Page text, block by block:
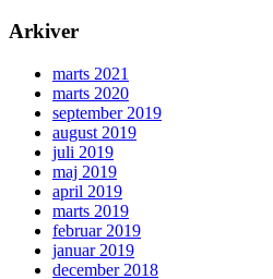
Arkiver
marts 2021
marts 2020
september 2019
august 2019
juli 2019
maj 2019
april 2019
marts 2019
februar 2019
januar 2019
december 2018